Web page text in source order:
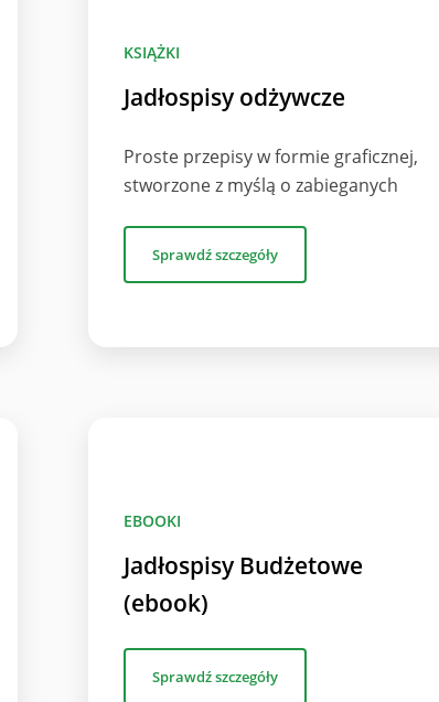
KSIĄŻKI
Jadłospisy odżywcze
Proste przepisy w formie graficznej,
stworzone z myślą o zabieganych
Sprawdź szczegóły
EBOOKI
Jadłospisy Budżetowe
(ebook)
Sprawdź szczegóły